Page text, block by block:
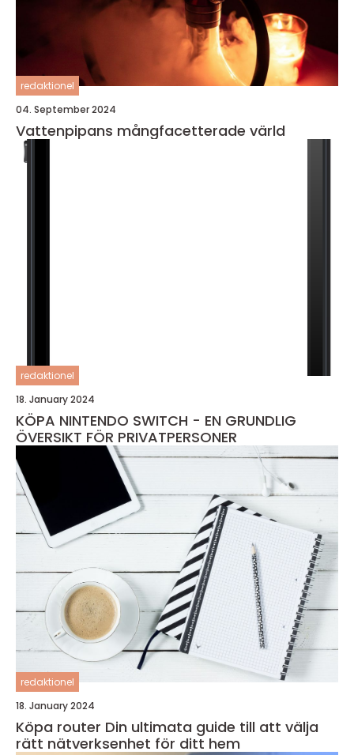
redaktionel
04. September 2024
Vattenpipans mångfacetterade värld
redaktionel
18. January 2024
KÖPA NINTENDO SWITCH - EN GRUNDLIG
ÖVERSIKT FÖR PRIVATPERSONER
redaktionel
18. January 2024
Köpa router Din ultimata guide till att välja
rätt nätverksenhet för ditt hem